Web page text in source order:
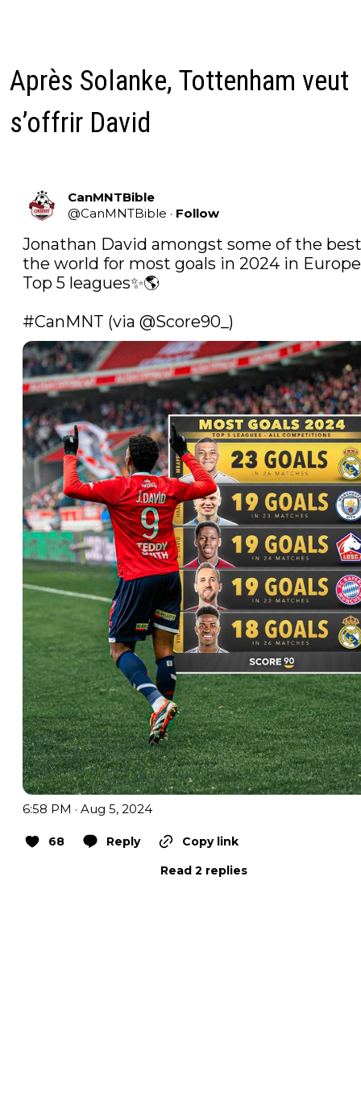
Après Solanke, Tottenham veut
s’offrir David
CanMNTBible
@CanMNTBible · Follow
Jonathan David amongst some of the
the world for most goals in 2024 in
Top 5 leagues✨🌎
#CanMNT (via @Score90_ )
6:58 PM · Aug 5, 2024
68 Reply
Copy link
Read 2 replies